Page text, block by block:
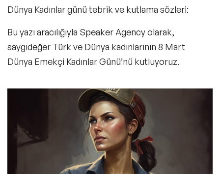
Dünya Kadınlar günü tebrik ve kutlama sözleri:
Bu yazı aracılığıyla Speaker Agency olarak,
saygıdeğer Türk ve Dünya kadınlarının 8 Mart
Dünya Emekçi Kadınlar Günü’nü kutluyoruz.